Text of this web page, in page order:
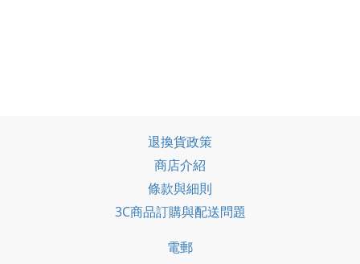
退換貨政策
商店介紹
條款與細則
3C商品訂購與配送問題
電郵